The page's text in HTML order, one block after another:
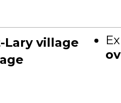
Lary village